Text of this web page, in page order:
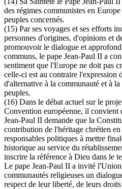
des régimes communistes en
peuples concernés.
(15) Par ses voyages et ses efforts
personnes d'origines, d'opinions et
promouvoir le dialogue et
communs, le pape Jean-Paul II a
sentiment que l'Europe ne doit pas
celle-ci est au contraire l'expression
d'alternative à la communauté et à
peuples.
(16) Dans le débat actuel sur le
Convention européenne, il convient
Jean-Paul II demande que la
contribution de l'héritage chrétien
responsables politiques à mettre
historique au service du
inscrire la référence à Dieu dans le
Le pape Jean-Paul II a invité
communautés religieuses un
respect de leur liberté, de leurs